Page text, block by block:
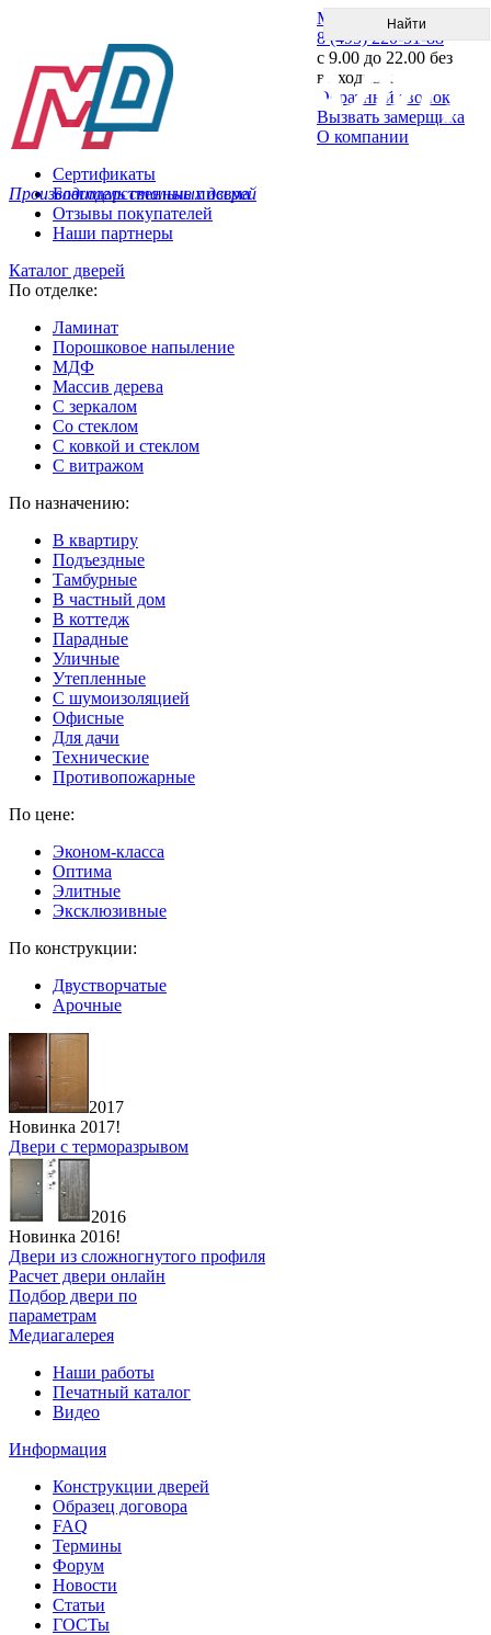
Производитель стальных дверей
Меню
8 (495) 220-51-88
с 9.00 до 22.00 без
выходных
Обратный звонок
Вызвать замерщика
О компании
Сертификаты
Благодарственные письма
Отзывы покупателей
Наши партнеры
Каталог дверей
По отделке:
Ламинат
Порошковое напыление
МДФ
Массив дерева
С зеркалом
Со стеклом
С ковкой и стеклом
С витражом
По назначению:
В квартиру
Подъездные
Тамбурные
В частный дом
В коттедж
Парадные
Уличные
Утепленные
C шумоизоляцией
Офисные
Для дачи
Технические
Противопожарные
По цене:
Эконом-класса
Оптима
Элитные
Эксклюзивные
По конструкции:
Двустворчатые
Арочные
2017
Новинка 2017!
Двери с терморазрывом
2016
Новинка 2016!
Двери из сложногнутого профиля
Расчет двери онлайн
Подбор двери по
параметрам
Медиагалерея
Наши работы
Печатный каталог
Видео
Информация
Конструкции дверей
Образец договора
FAQ
Термины
Форум
Новости
Статьи
ГОСТы